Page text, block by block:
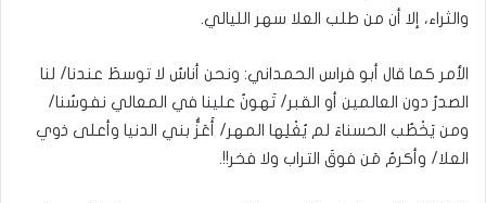
والثراء، إلا أن من طلب العلا سهر الليالي.
الأمر كما قال أبو فراس الحمداني: ونحن أناسٌ لا توسطَ عندنا/ لنا
الصدرُ دون العالمين أو القبر/ تَهونُ علينا في المعالي نفوسُنا/
ومن يَخْطُب الحسناءَ لم يُغْلِها المهر/ أَعَزُّ بني الدنيا وأعلى ذوي
العلا/ وأكرمُ مَن فوقَ التراب ولا فخر!!.